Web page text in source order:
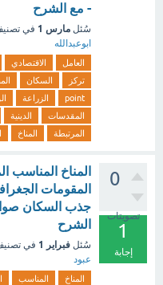
- مع الشرح
سُئل مارس 1 في
ابوعبدالله
العامل الاقتصادي
تركز
السكان
point
الزراعة
المقدسات
الدينية
المرتبطة
المناخ
0
تصويتات
1
إجابة
المناخ المناسب
المقومات
جذب السكان
الشرح
سُئل فبراير 1 في
عبود
المناخ المناسب